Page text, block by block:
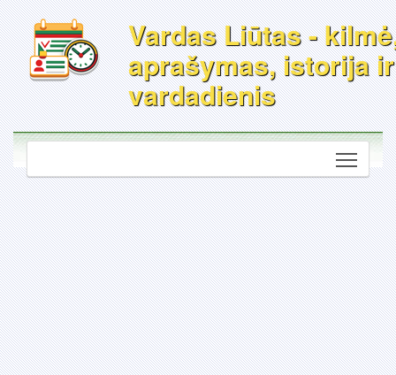
Vardas Liūtas -
aprašymas, istorija ir
vardadienis